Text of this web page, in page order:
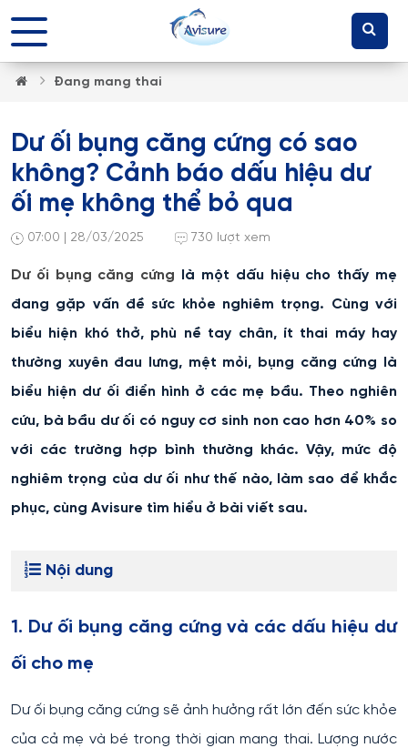
Đang mang thai
Dư ối bụng căng cứng có sao
không? Cảnh báo dấu hiệu dư
ối mẹ không thể bỏ qua
07:00 | 28/03/2025 730 lượt xem
Dư ối bụng căng cứng là một dấu hiệu cho thấy mẹ
đang gặp vấn đề sức khỏe nghiêm trọng. Cùng với
biểu hiện khó thở, phù nề tay chân, ít thai máy hay
thường xuyên đau lưng, mệt mỏi, bụng căng cứng là
biểu hiện dư ối điển hình ở các mẹ bầu. Theo nghiên
cứu, bà bầu dư ối có nguy cơ sinh non cao hơn 40% so
với các trường hợp bình thường khác. Vậy, mức độ
nghiêm trọng của dư ối như thế nào, làm sao để khắc
phục, cùng Avisure tìm hiểu ở bài viết sau.
Nội dung
1. Dư ối bụng căng cứng và các dấu hiệu dư
ối cho mẹ
Dư ối bụng căng cứng sẽ ảnh hưởng rất lớn đến sức khỏe
của cả mẹ và bé trong thời gian mang thai. Lượng nước